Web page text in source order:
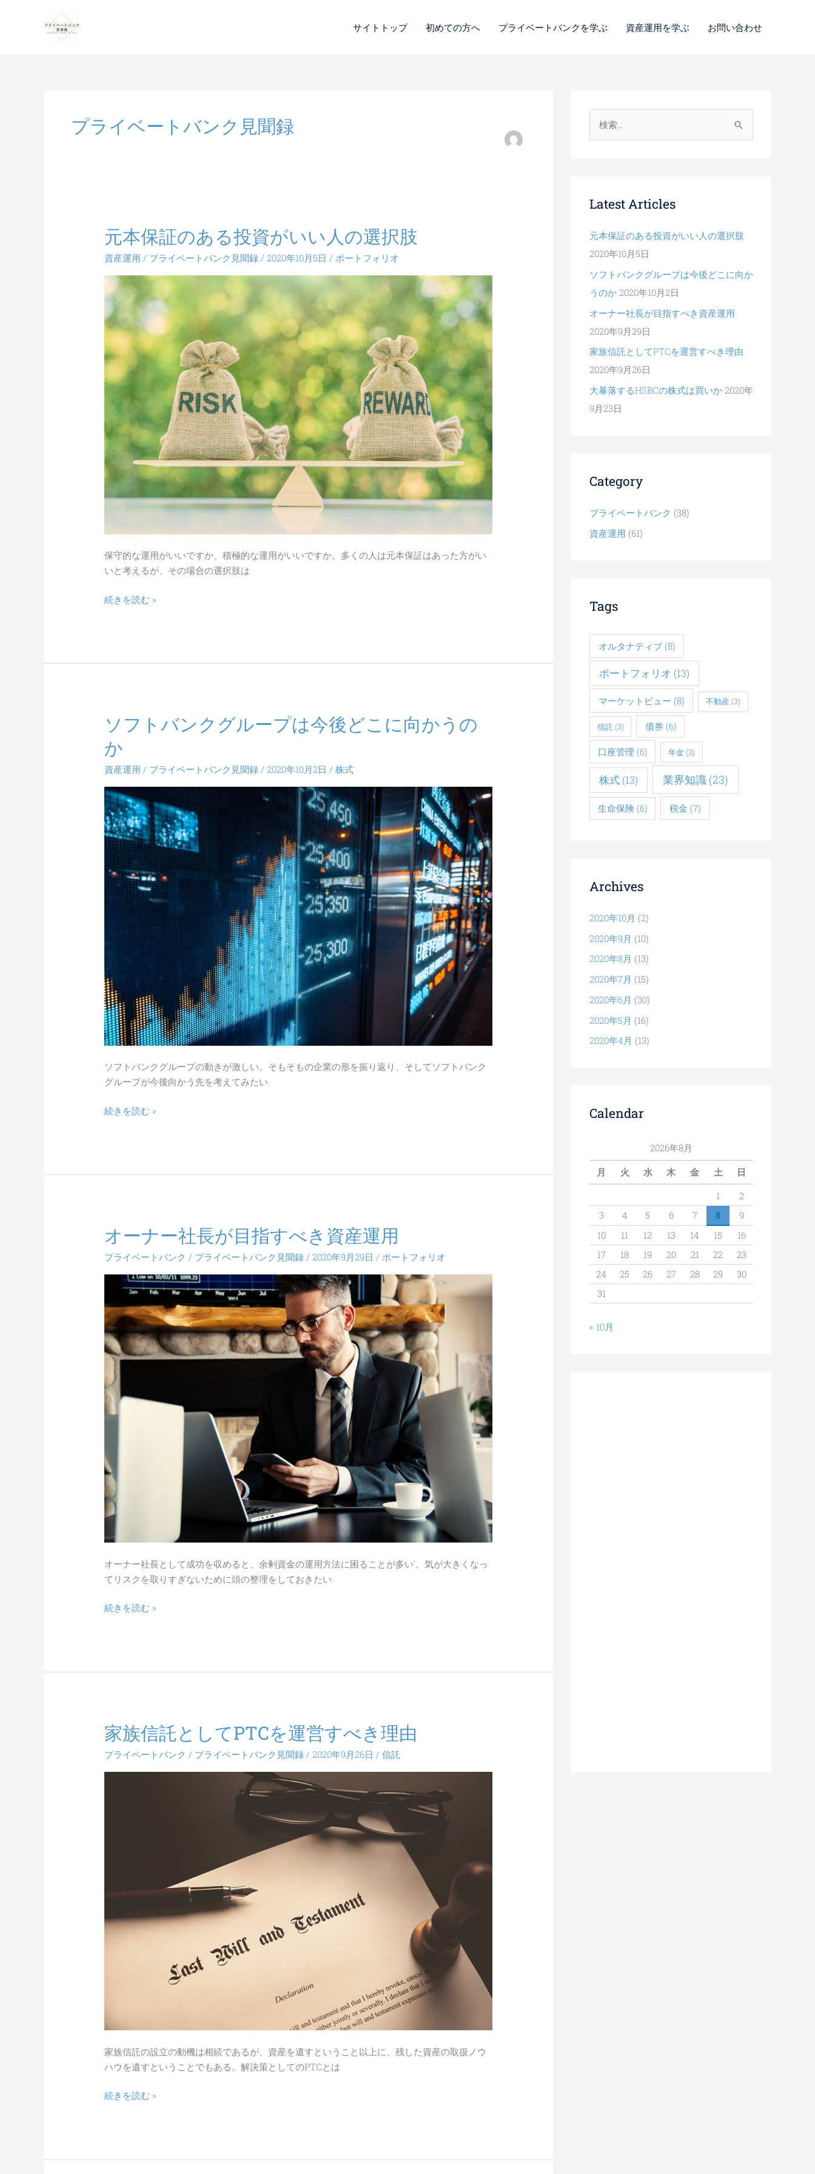
サイトトップ 初めての方へ プライベートバンクを学ぶ 資産運用を学ぶ お問い合わせ
プライベートバンク見聞録
元本保証のある投資がいい人の選択肢
資産運用 / プライベートバンク見聞録/2020年10月5日/ポートフォリオ
保守的な運用がいいですか、積極的な運用がいいですか。多くの人は元本保証はあった方がい
いと考えるが、その場合の選択肢は
元
本
保
証
の
る
投
資
が
い
の
択
続きを読む »
ソフトバンクグループは今後どこに向かうの
か
資産運用 / プライベートバンク見聞録/2020年10月2日/株式
ソフトバンクグループの動きが激しい。そもそもの企業の形を振り返り、そしてソフトバンク
グループが今後向かう先を考えてみたい
ソ
フ
ト
バ
ク
グ
ル
ー
は
後
に
か
う
の
か
続きを読む »
オーナー社長が目指すべき資産運用
プライベートバンク / プライベートバンク見聞録/2020年9月29日/ポートフォリオ
オーナー社長として成功を収めると、余剰資金の運用方法に困ることが多い’。気が大きくなっ
てリスクを取りすぎないために頭の整理をしておきたい
オ
ー
ナ
ー
長
が
目
指
べ
き
資
用
続きを読む »
家族信託としてPTCを運営すべき理由
プライベートバンク / プライベートバンク見聞録 /2020年9月26日 /信託
家族信託の設立の動機は相続であるが、資産を遺すということ以上に、残した資産の取扱ノウ
ハウを遺すということでもある。解決策としてのPTCとは
家
族
信
託
す
き
続きを読む »
:Latest Articles
元本保証のある投資がいい人の選択肢
2020年10月5日
ソフトバンクグループは今後どこに向か
うのか 2020年10月2日
オーナー社長が目指すべき資産運用
2020年9月29日
家族信託としてPTCを運営すべき理由
2020年9月26日
大暴落するHSBCの株式は買いか 2020年
9月23日
Category
プライベートバンク (38)
資産運用 (61)
Tags
オルタナティブ(8)
ポートフォリオ (13)
マーケットビュー (8) 不動産 (3)
信託(3) 債券 (6)
口座管理 (6) 年金 (3)
株式(13) 業界知識(23)
生命保険 (6) 税金 (7)
Archives
2020年10月 (2)
2020年9月 (10)
2020年8月 (13)
2020年7月 (15)
2020年6月 (30)
2020年5月 (16)
2020年4月 (13)
Calendar
2026年8月
月
火 水 木 金 土
日
1
2
3
4 5 6 7 8
9
10
11 12 13 14 15
16
17
18 19 20 21 22
23
24
25 26 27 28 29
30
31
« 10月